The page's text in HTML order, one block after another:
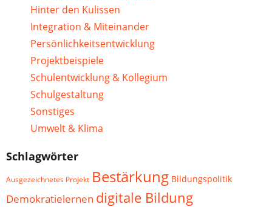
Hinter den Kulissen
Integration & Miteinander
Persönlichkeitsentwicklung
Projektbeispiele
Schulentwicklung & Kollegium
Schulgestaltung
Sonstiges
Umwelt & Klima
Schlagwörter
Ausgezeichnetes Projekt Bestärkung Bildungspolitik
Demokratielernen digitale Bildung